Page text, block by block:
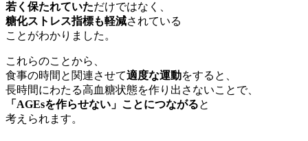
若く保たれていただけではなく、
糖化ストレス指標も軽減されている
ことがわかりました。
これらのことから、
食事の時間と関連させて適度な運動をすると、
長時間にわたる高血糖状態を作り出さないことで、
「AGEsを作らせない」ことにつながると
考えられます。